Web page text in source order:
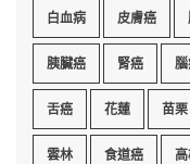
白血病 皮膚癌
胰臟癌 腎癌
舌癌 花蓮 苗栗
雲林 食道癌